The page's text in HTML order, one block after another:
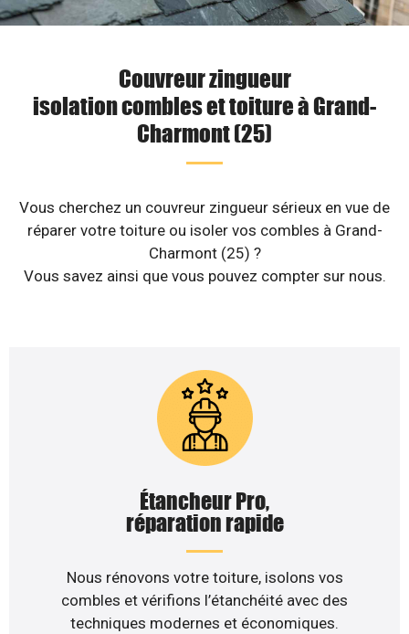
Couvreur zingueur
isolation combles et toiture à Grand-
Charmont (25)
Vous cherchez un couvreur zingueur sérieux en vue de
réparer votre toiture ou isoler vos combles à Grand-
Charmont (25) ?
Vous savez ainsi que vous pouvez compter sur nous.
Étancheur Pro,
réparation rapide
Nous rénovons votre toiture, isolons vos
combles et vérifions l’étanchéité avec des
techniques modernes et économiques.